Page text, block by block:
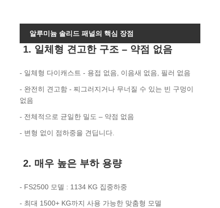
알루미늄 솔리드 패널의 핵심 장점
1. 일체형 견고한 구조 – 약점 없음
- 일체형 다이캐스트 - 용접 없음, 이음새 없음, 필러 없음
- 완전히 견고함 - 찌그러지거나 무너질 수 있는 빈 구멍이
없음
- 전체적으로 균일한 밀도 – 약점 없음
- 변형 없이 점하중을 견딥니다.
2. 매우 높은 부하 용량
- FS2500 모델 : 1134 KG 집중하중
- 최대 1500+ KG까지 사용 가능한 맞춤형 모델